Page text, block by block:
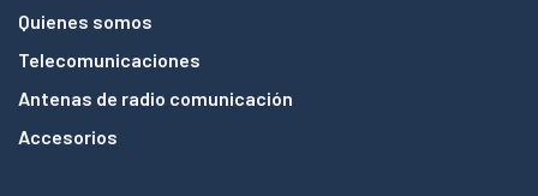
Quienes somos
Telecomunicaciones
Antenas de radio comunicación
Accesorios